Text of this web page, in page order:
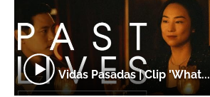
Vidas Pasadas | Clip 'What...